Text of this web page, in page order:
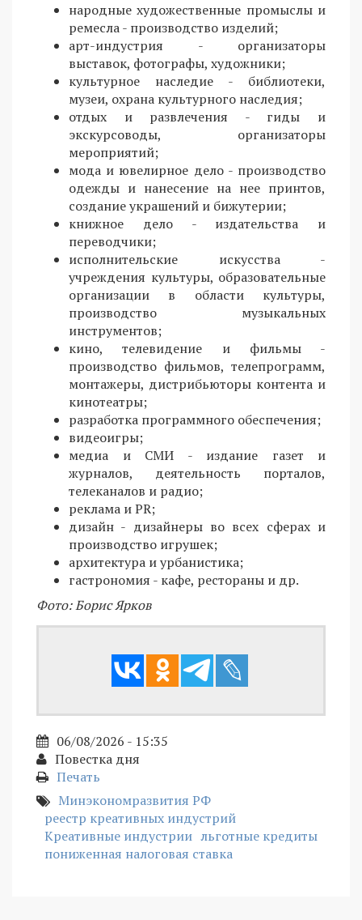
народные художественные промыслы и
ремесла - производство изделий;
арт-индустрия - организаторы
выставок, фотографы, художники;
культурное наследие - библиотеки,
музеи, охрана культурного наследия;
отдых и развлечения - гиды и
экскурсоводы, организаторы
мероприятий;
мода и ювелирное дело - производство
одежды и нанесение на нее принтов,
создание украшений и бижутерии;
книжное дело - издательства и
переводчики;
исполнительские искусства -
учреждения культуры, образовательные
организации в области культуры,
производство музыкальных
инструментов;
кино, телевидение и фильмы -
производство фильмов, телепрограмм,
монтажеры, дистрибьюторы контента и
кинотеатры;
разработка программного обеспечения;
видеоигры;
медиа и СМИ - издание газет и
журналов, деятельность порталов,
телеканалов и радио;
реклама и PR;
дизайн - дизайнеры во всех сферах и
производство игрушек;
архитектура и урбанистика;
гастрономия - кафе, рестораны и др.
Фото: Борис Ярков
06/08/2026 - 15:35
Повестка дня
Печать
Минэкономразвития РФ
реестр креативных индустрий
Креативные индустрии льготные кредиты
пониженная налоговая ставка